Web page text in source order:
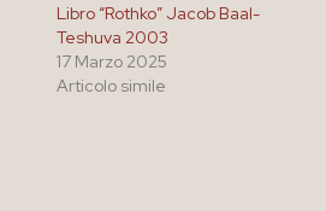
Libro “Rothko” Jacob Baal-
Teshuva 2003
17 Marzo 2025
Articolo simile